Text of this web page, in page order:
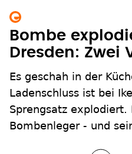
Bombe
Dresden: Zwei
Es geschah in der
Ladenschluss ist bei
Sprengsatz explodiert.
Bombenleger - und